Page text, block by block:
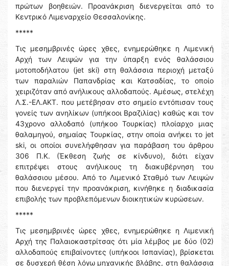
πρώτων βοηθειών. Προανάκριση διενεργείται από το
Κεντρικό Λιμεναρχείο Θεσσαλονίκης.
*****
Τις μεσημβρινές ώρες χθες, ενημερώθηκε η Λιμενική
Αρχή των Λειψών για την ύπαρξη ενός θαλάσσιου
μοτοποδήλατου (jet ski) στη θαλάσσια περιοχή μεταξύ
των παραλιών Παπανδρίας και Κατσαδίας, το οποίο
χειριζόταν από ανήλικους αλλοδαπούς. Αμέσως, στελέχη
Λ.Σ.-ΕΛ.ΑΚΤ. που μετέβησαν στο σημείο εντόπισαν τους
γονείς των ανηλίκων (υπήκοοι Βραζιλίας) καθώς και τον
43χρονο αλλοδαπό (υπήκοο Τουρκίας) πλοίαρχο μιας
θαλαμηγού, σημαίας Τουρκίας, στην οποία ανήκει το jet
ski, οι οποίοι συνελήφθησαν για παράβαση του άρθρου
306 Π.Κ. (Έκθεση ζωής σε κίνδυνο), διότι είχαν
επιτρέψει στους ανήλικους τη διακυβέρνηση του
θαλάσσιου μέσου. Από το Λιμενικό Σταθμό των Λειψών
που διενεργεί την προανάκριση, κινήθηκε η διαδικασία
επιβολής των προβλεπόμενων διοικητικών κυρώσεων.
*****
Τις μεσημβρινές ώρες χθες, ενημερώθηκε η Λιμενική
Αρχή της Παλαιοκαστρίτσας ότι μία λέμβος με δύο (02)
αλλοδαπούς επιβαίνοντες (υπήκοοι Ισπανίας), βρίσκεται
σε δυσχερή θέση λόγω μηχανικής βλάβης, στη θαλάσσια